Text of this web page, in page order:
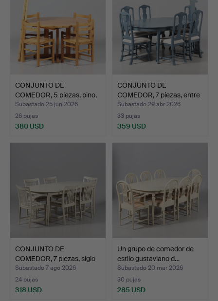
CONJUNTO DE
COMEDOR, 5 piezas, pino,
siglo…
Subastado 25 jun 2026
26 pujas
380 USD
CONJUNTO DE
COMEDOR, 7 piezas, entre
ellas…
Subastado 29 abr 2026
33 pujas
359 USD
CONJUNTO DE
COMEDOR, 7 piezas, siglo
XX.
Subastado 7 ago 2026
24 pujas
318 USD
Un grupo de comedor de
estilo gustaviano d…
Subastado 20 mar 2026
30 pujas
285 USD